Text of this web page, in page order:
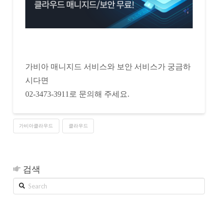
가비아 매니지드 서비스와 보안 서비스가 궁금하
시다면
02-3473-3911로 문의해 주세요.
가비아클라우드 클라우드
검색
Search